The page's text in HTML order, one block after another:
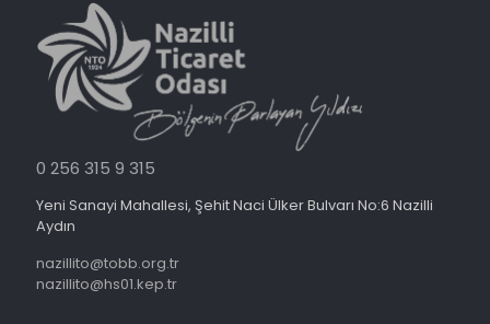
0 256 315 9 315
Yeni Sanayi Mahallesi, Şehit Naci Ülker Bulvarı No:6 Nazilli
Aydın
nazillito@tobb.org.tr
nazillito@hs01.kep.tr